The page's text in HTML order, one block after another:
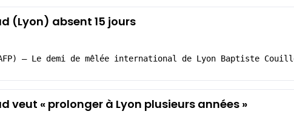
(Lyon) absent 15 jours
– Le demi de mêlée international de Lyon Baptiste
veut « prolonger à Lyon plusieurs années »